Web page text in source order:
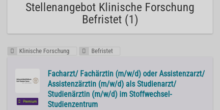
Stellenangebot Klinische Forschung
Befristet (1)
Klinische Forschung Befristet
Premium
Facharzt/ Fachärztin (m/w/d) oder Assistenzarzt/
Assistenzärztin (m/w/d) als Studienarzt/
Studienärztin (m/w/d) im Stoffwechsel-
Studienzentrum